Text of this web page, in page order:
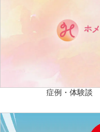
症例・体験談